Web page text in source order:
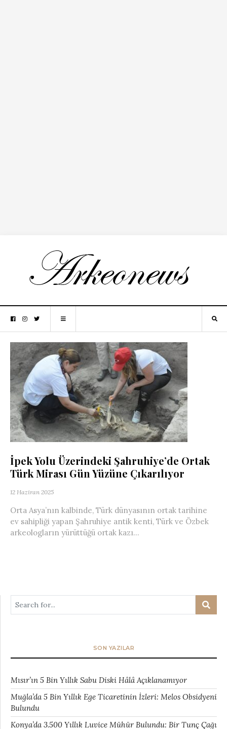
İpek Yolu Üzerindeki Şahruhiye’de Ortak
Türk Mirası Gün Yüzüne Çıkarılıyor
12 Haziran 2025
Orta Asya’nın kalbinde, Türk dünyasının ortak tarihine
ev sahipliği yapan Şahruhiye antik kenti, Türk ve Özbek
arkeologların yürüttüğü ortak kazı...
SON YAZILAR
Mısır’ın 5 Bin Yıllık Sabu Diski Hâlâ Açıklanamıyor
Muğla’da 5 Bin Yıllık Ege Ticaretinin İzleri: Melos Obsidyeni
Bulundu
Konya’da 3.500 Yıllık Luvice Mühür Bulundu: Bir Tunç Çağı